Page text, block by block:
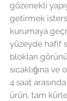
gözenekli
getirmek
kurumaya
yüzeyde hafif
blokları
sıcaklığına ve
4 saat
ürün, tam